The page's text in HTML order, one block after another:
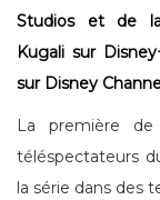
Studios et de la
Kugali sur
sur Disney
La première
téléspectateurs
la série dans des